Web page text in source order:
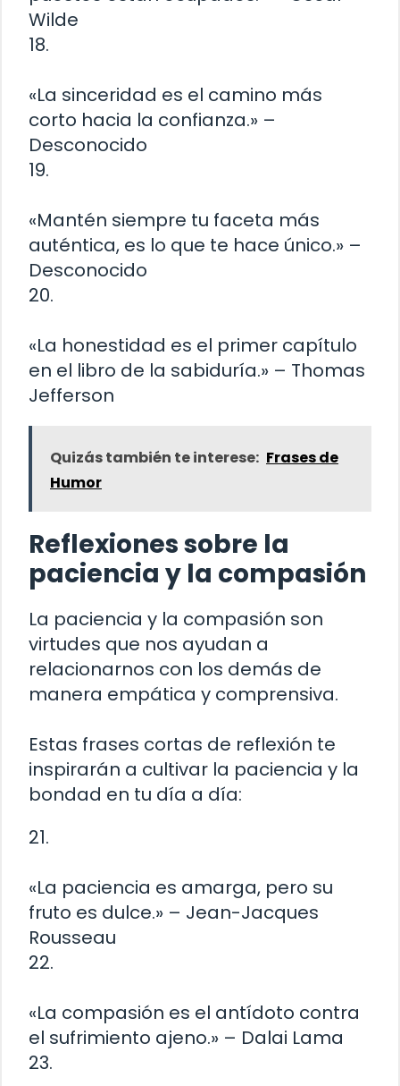
Wilde
18.
«La sinceridad es el camino más
corto hacia la confianza.» –
Desconocido
19.
«Mantén siempre tu faceta más
auténtica, es lo que te hace único.» –
Desconocido
20.
«La honestidad es el primer capítulo
en el libro de la sabiduría.» – Thomas
Jefferson
Quizás también te interese: Frases de
Humor
Reflexiones sobre la
paciencia y la compasión
La paciencia y la compasión son
virtudes que nos ayudan a
relacionarnos con los demás de
manera empática y comprensiva.
Estas frases cortas de reflexión te
inspirarán a cultivar la paciencia y la
bondad en tu día a día:
21.
«La paciencia es amarga, pero su
fruto es dulce.» – Jean-Jacques
Rousseau
22.
«La compasión es el antídoto contra
el sufrimiento ajeno.» – Dalai Lama
23.